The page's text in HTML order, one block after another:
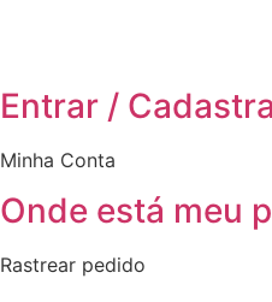
conteúdo
Entrar /
Minha Conta
Onde está meu
Rastrear pedido